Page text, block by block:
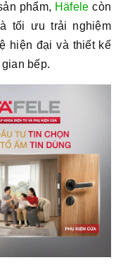
phẩm, Häfele còn
tối ưu trải nghiệm
hiện đại và thiết kế
bếp.